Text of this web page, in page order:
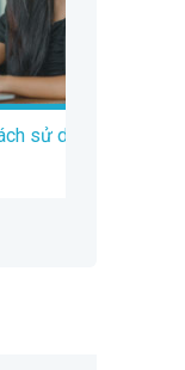
sử dụng phần